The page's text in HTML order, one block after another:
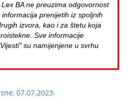
BA ne preuzima odgovornost
prenijetih iz spoljnih
izvora, kao i za štetu koja
Sve informacije
su namijenjene u svrhu
07.07.2023.